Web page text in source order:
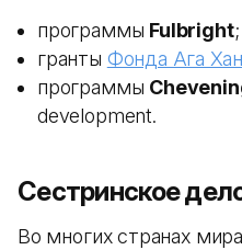
программы Fulbright;
гранты Фонда Ага
программы
development.
Сестринское
Во многих странах